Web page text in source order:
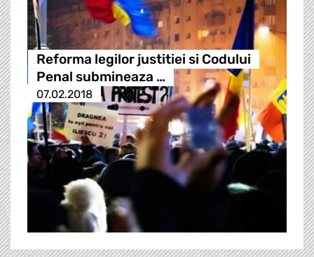
Reforma legilor justitiei si Codului
Penal submineaza …
07.02.2018